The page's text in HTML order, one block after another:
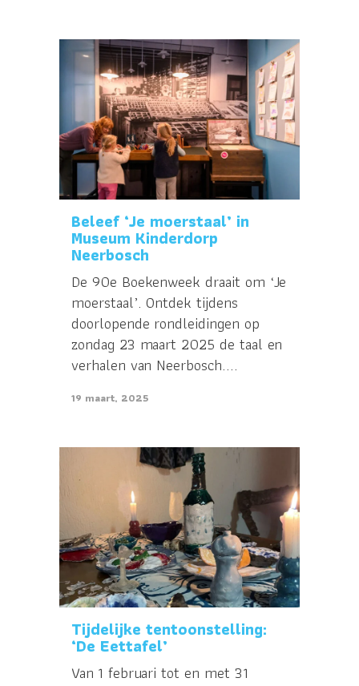
Beleef ‘Je moerstaal’ in
Museum Kinderdorp
Neerbosch
De 90e Boekenweek draait om ‘Je
moerstaal’. Ontdek tijdens
doorlopende rondleidingen op
zondag 23 maart 2025 de taal en
verhalen van Neerbosch....
19 maart, 2025
Tijdelijke tentoonstelling:
‘De Eettafel’
Van 1 februari tot en met 31